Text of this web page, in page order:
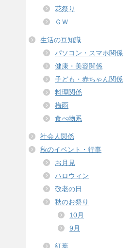
花祭り
ＧＷ
生活の豆知識
パソコン・スマホ関係
健康・美容関係
子ども・赤ちゃん関係
料理関係
梅雨
食べ物系
社会人関係
秋のイベント・行事
お月見
ハロウィン
敬老の日
秋のお祭り
10月
9月
紅葉